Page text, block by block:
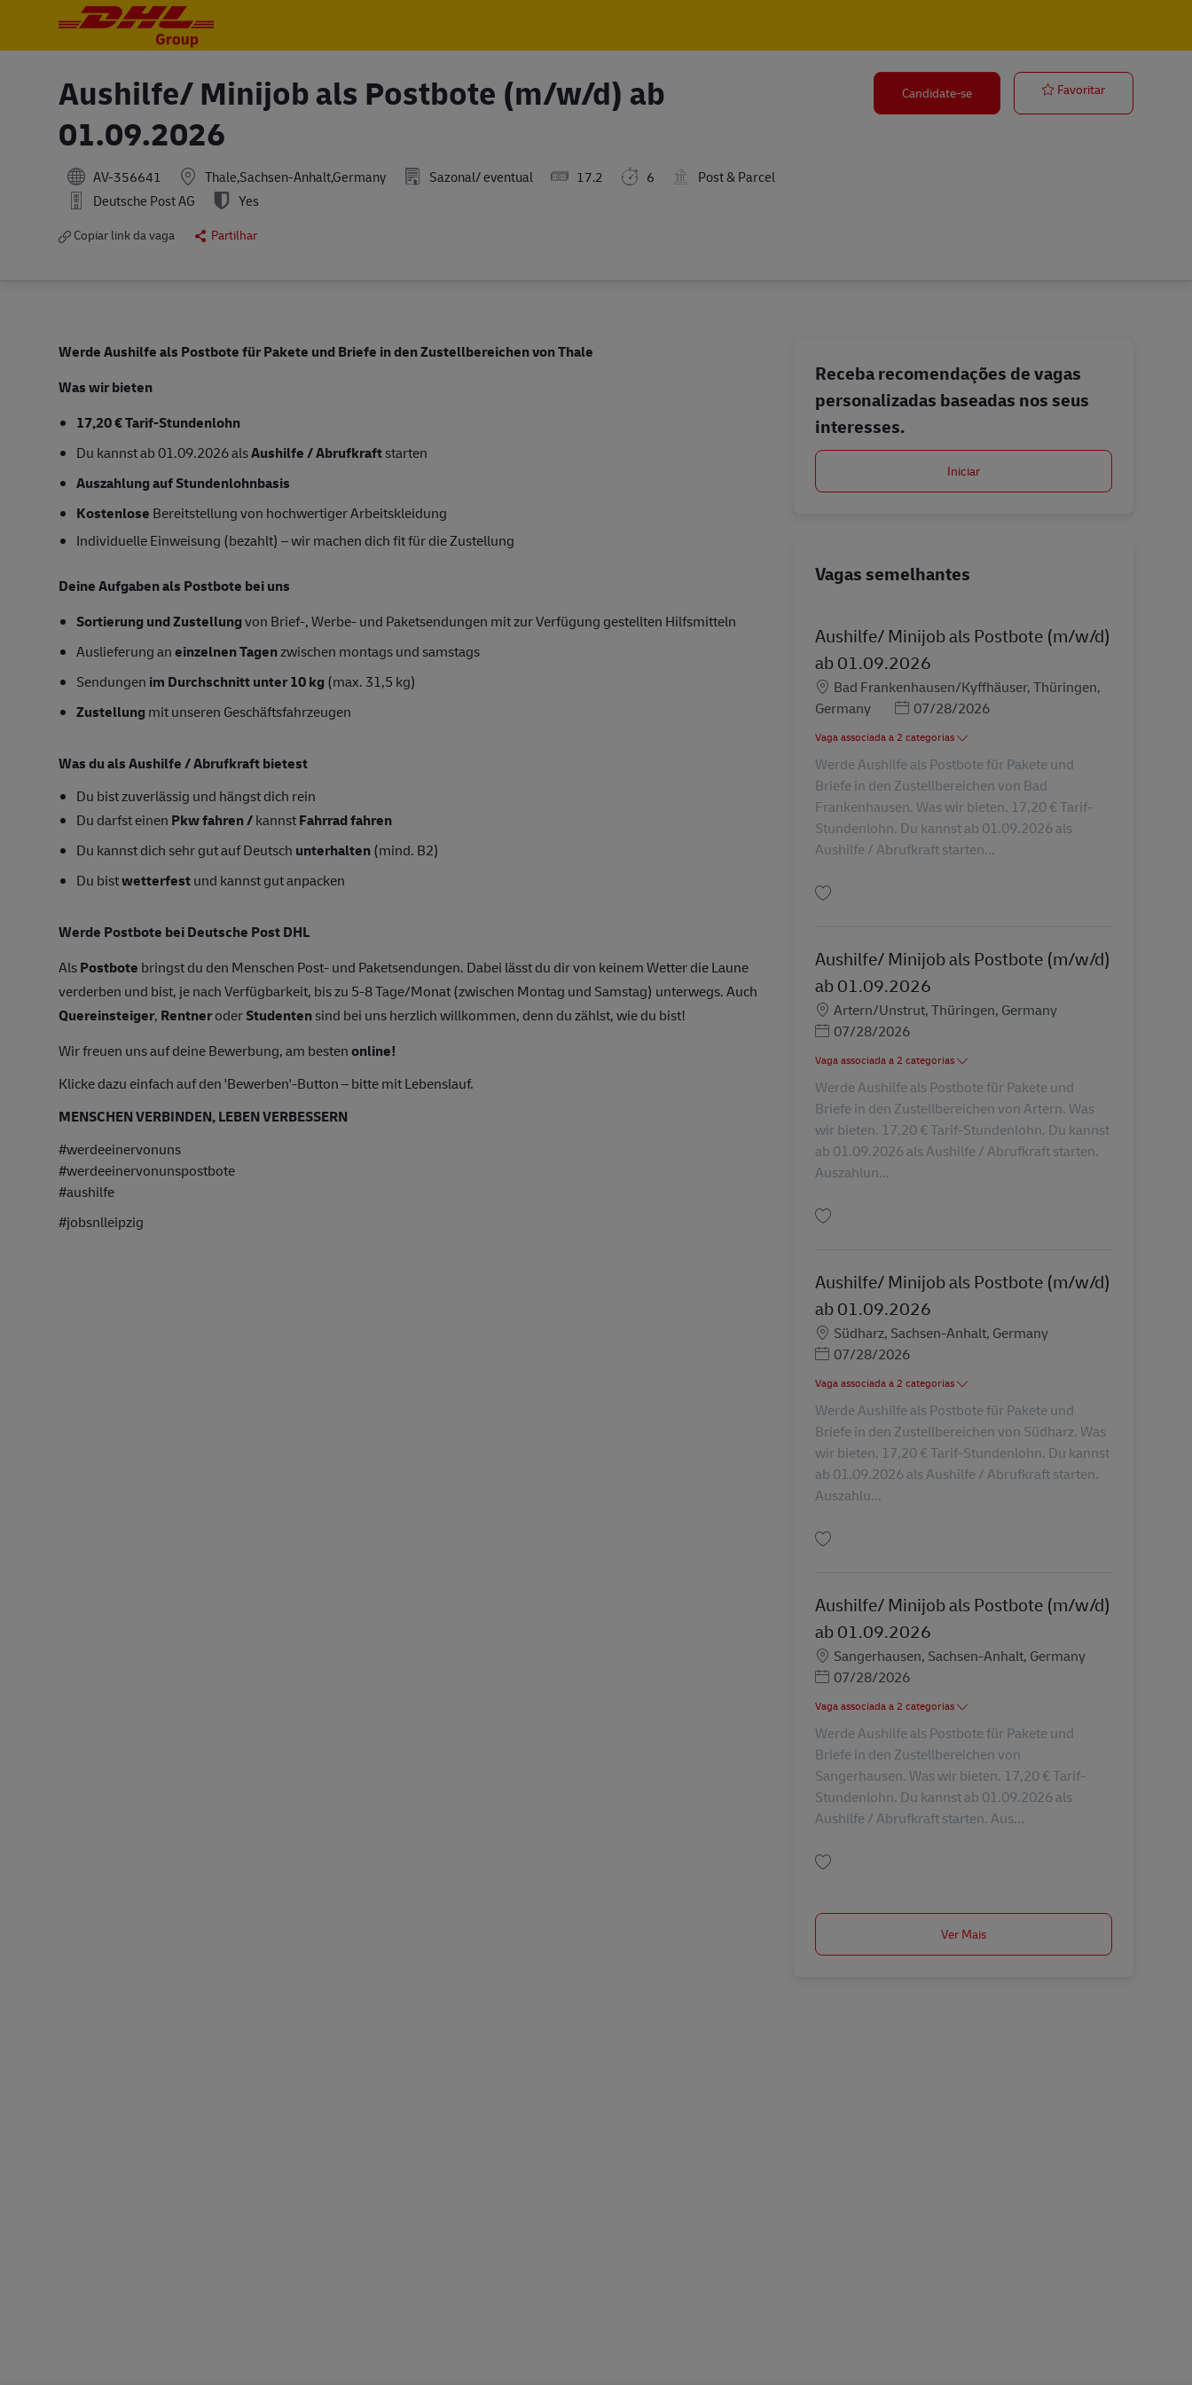
Aushilfe/ Minijob als Postbote (m/w/d) ab
01.09.2026
AV-356641 Thale,Sachsen-Anhalt,Germany Sazonal/ eventual 17.2 6
Post & Parcel
Deutsche Post AG
Yes
Copiar link da vaga Partilhar
Candidate-se FavoritarAushilfe/
Werde Aushilfe als Postbote für Pakete und Briefe in den Zustellbereichen von Thale
Was wir bieten
17,20 € Tarif-Stundenlohn
Du kannst ab 01.09.2026 alsAushilfe / Abrufkraftstarten
Auszahlung auf Stundenlohnbasis
Kostenlose Bereitstellung von hochwertiger Arbeitskleidung
Individuelle Einweisung (bezahlt) – wir machen dich fit für die Zustellung
Deine Aufgaben als Postbote bei uns
Sortierung und Zustellungvon Brief-, Werbe- und Paketsendungen mit zur Verfügung gestellten Hilfsmitteln
Auslieferung aneinzelnen Tagenzwischen montags und samstags
Sendungen im Durchschnitt unter 10 kg (max. 31,5 kg)
Zustellung mit unseren Geschäftsfahrzeugen
Was du als Aushilfe / Abrufkraft bietest
Du bist zuverlässig und hängst dich rein
Du darfst einen Pkw fahren /kannstFahrrad fahren
Du kannst dich sehr gut auf Deutsch unterhalten(mind. B2)
Du bistwetterfestund kannst gut anpacken
Werde Postbote bei Deutsche Post DHL
AlsPostbote bringst du den Menschen Post- und Paketsendungen. Dabei lässt du dir von keinem Wetter die Laune
verderben und bist, je nach Verfügbarkeit, bis zu 5-8 Tage/Monat (zwischen Montag und Samstag) unterwegs. Auch
Quereinsteiger, RentneroderStudentensind bei uns herzlich willkommen, denn du zählst, wie du bist!
Wir freuen uns auf deine Bewerbung, am bestenonline!
Klicke dazu einfach auf den 'Bewerben'-Button – bitte mit Lebenslauf.
MENSCHEN VERBINDEN, LEBEN VERBESSERN
#werdeeinervonuns
#werdeeinervonunspostbote
#aushilfe
#jobsnlleipzig
Receba recomendações de vagas
personalizadas baseadas nos seus
interesses.
Iniciar
Vagas semelhantes
Aushilfe/ Minijob als Postbote (m/w/d)
ab 01.09.2026
Localização
Bad Frankenhausen/Kyffhäuser, Thüringen,
Germany
Posted Date
07/28/2026
Vaga associada a 2 categorias
Werde Aushilfe als Postbote für Pakete und
Briefe in den Zustellbereichen von Bad
Frankenhausen. Was wir bieten. 17,20 € Tarif-
Stundenlohn. Du kannst ab 01.09.2026 als
Aushilfe / Abrufkraft starten...
Aushilfe/ Minijob als Postbote (m/w/d)
ab 01.09.2026
Localização
Artern/Unstrut, Thüringen, Germany
Posted Date
07/28/2026
Vaga associada a 2 categorias
Werde Aushilfe als Postbote für Pakete und
Briefe in den Zustellbereichen von Artern. Was
wir bieten. 17,20 € Tarif-Stundenlohn. Du kannst
ab 01.09.2026 als Aushilfe / Abrufkraft starten.
Auszahlun...
Aushilfe/ Minijob als Postbote (m/w/d)
ab 01.09.2026
Localização
Südharz, Sachsen-Anhalt, Germany
Posted Date
07/28/2026
Vaga associada a 2 categorias
Werde Aushilfe als Postbote für Pakete und
Briefe in den Zustellbereichen von Südharz. Was
wir bieten. 17,20 € Tarif-Stundenlohn. Du kannst
ab 01.09.2026 als Aushilfe / Abrufkraft starten.
Auszahlu...
Aushilfe/ Minijob als Postbote (m/w/d)
ab 01.09.2026
Localização
Sangerhausen, Sachsen-Anhalt, Germany
Posted Date
07/28/2026
Vaga associada a 2 categorias
Werde Aushilfe als Postbote für Pakete und
Briefe in den Zustellbereichen von
Sangerhausen. Was wir bieten. 17,20 € Tarif-
Stundenlohn. Du kannst ab 01.09.2026 als
Aushilfe / Abrufkraft starten. Aus...
Ver Mais